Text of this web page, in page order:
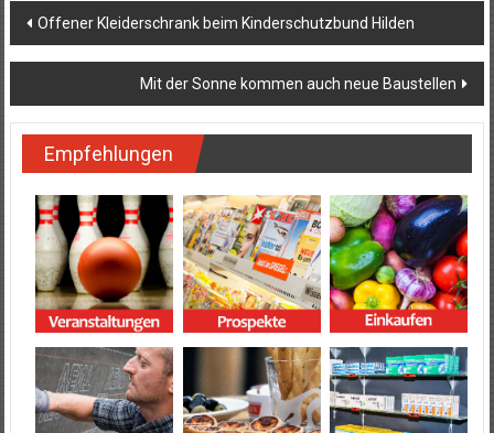
Beitragsnavigation
Offener Kleiderschrank beim Kinderschutzbund Hilden
Mit der Sonne kommen auch neue Baustellen
Empfehlungen